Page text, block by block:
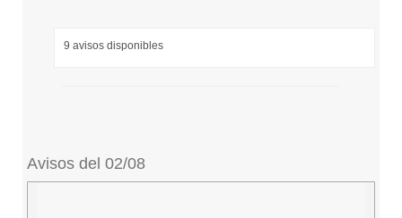
9 avisos disponibles
Avisos del 02/08